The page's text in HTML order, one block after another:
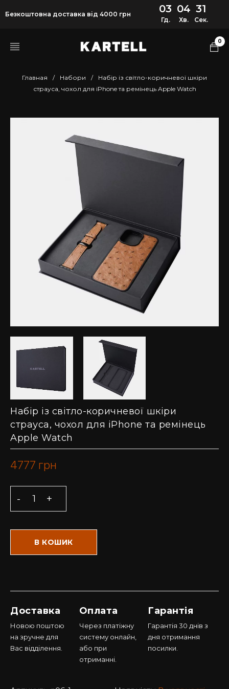
Безкоштовна доставка від 4000 грн 03
Гд.
04
Хв.
31
Сек.
0
Главная / Набори /
Набір із світло-коричневої шкіри
страуса, чохол для iPhone та ремінець Apple Watch
Набір із світло-коричневої шкіри
страуса, чохол для iPhone та ремінець
Apple Watch
4777 грн
В КОШИК
Доставка
Новою поштою
на зручне для
Вас відділення.
Оплата
Через платіжну
систему онлайн,
або при
отриманні.
Гарантія
Гарантія 30 днів з
дня отримання
посилки.